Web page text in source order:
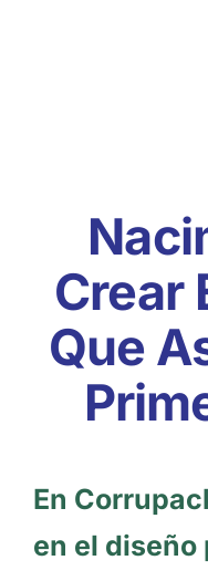
Crear
Que
En
en el diseño